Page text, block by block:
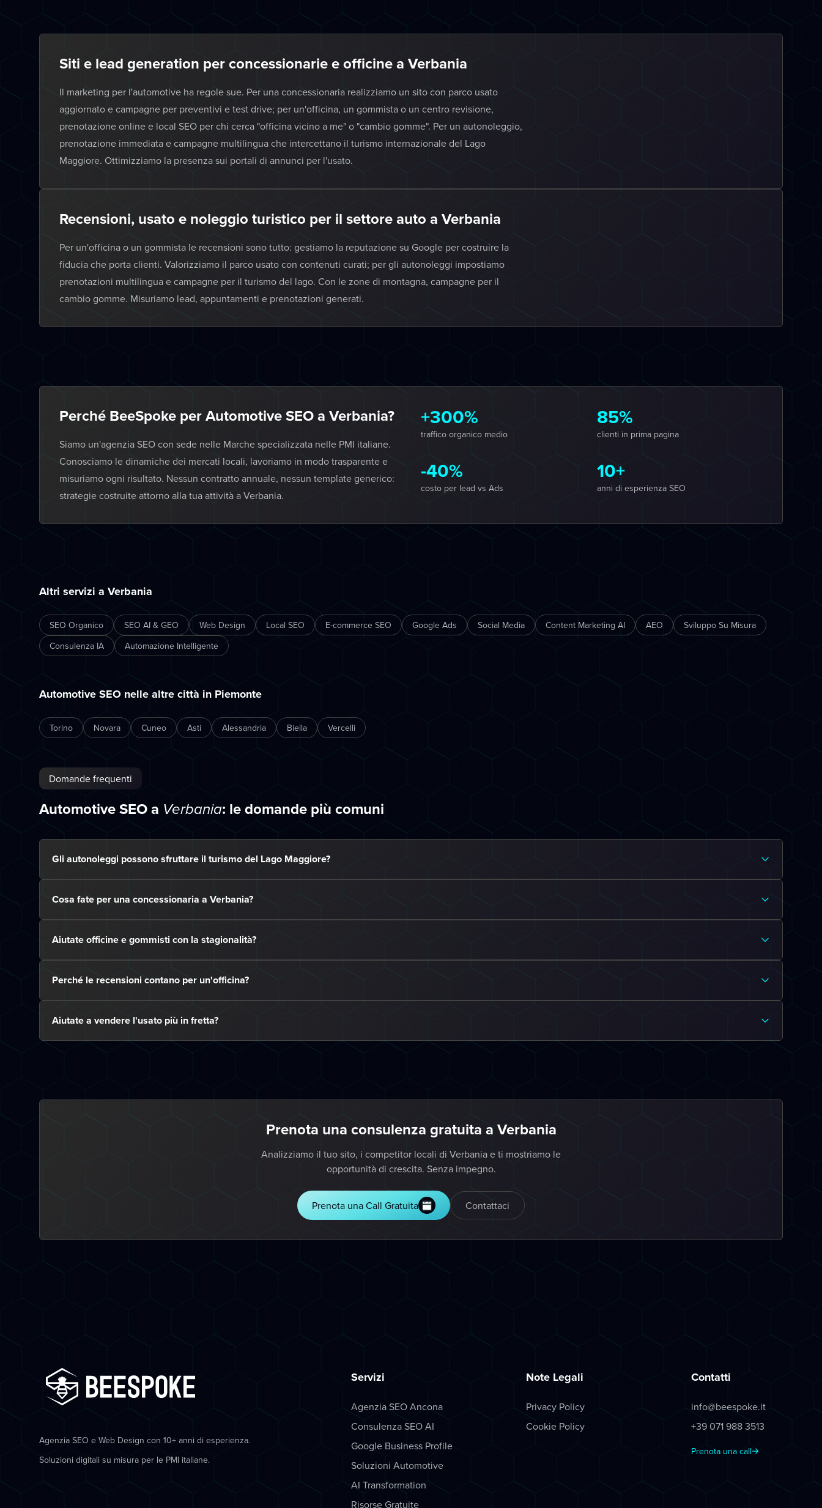
Siti e lead generation per concessionarie e officine a Verbania
Il marketing per l'automotive ha regole sue. Per una concessionaria realizziamo un sito con parco usato
aggiornato e campagne per preventivi e test drive; per un'officina, un gommista o un centro revisione,
prenotazione online e local SEO per chi cerca "officina vicino a me" o "cambio gomme". Per un autonoleggio,
prenotazione immediata e campagne multilingua che intercettano il turismo internazionale del Lago
Maggiore. Ottimizziamo la presenza sui portali di annunci per l'usato.
Recensioni, usato e noleggio turistico per il settore auto a Verbania
Per un'officina o un gommista le recensioni sono tutto: gestiamo la reputazione su Google per costruire la
fiducia che porta clienti. Valorizziamo il parco usato con contenuti curati; per gli autonoleggi impostiamo
prenotazioni multilingua e campagne per il turismo del lago. Con le zone di montagna, campagne per il
cambio gomme. Misuriamo lead, appuntamenti e prenotazioni generati.
Perché BeeSpoke per Automotive SEO a Verbania?
Siamo un'agenzia SEO con sede nelle Marche specializzata nelle PMI italiane.
Conosciamo le dinamiche dei mercati locali, lavoriamo in modo trasparente e
misuriamo ogni risultato. Nessun contratto annuale, nessun template generico:
strategie costruite attorno alla tua attività a Verbania.
+300%
traffico organico medio
85%
clienti in prima pagina
-40%
costo per lead vs Ads
10+
anni di esperienza SEO
Altri servizi a Verbania
SEO Organico SEO AI & GEO Web Design Local SEO E-commerce SEO Google Ads Social Media Content Marketing AI AEO
Sviluppo Su Misura
Consulenza IA
Automazione Intelligente
Automotive SEO nelle altre città in Piemonte
Torino Novara Cuneo Asti Alessandria Biella Vercelli
Domande frequenti
Automotive SEO a Verbania: le domande più comuni
Gli autonoleggi possono sfruttare il turismo del Lago Maggiore?
Cosa fate per una concessionaria a Verbania?
Aiutate officine e gommisti con la stagionalità?
Perché le recensioni contano per un'officina?
Aiutate a vendere l'usato più in fretta?
Prenota una consulenza gratuita a Verbania
Analizziamo il tuo sito, i competitor locali di Verbania e ti mostriamo le
opportunità di crescita. Senza impegno.
Prenota una Call Gratuita Contattaci
Agenzia SEO e Web Design con 10+ anni di esperienza.
Soluzioni digitali su misura per le PMI italiane.
Servizi
Agenzia SEO Ancona
Consulenza SEO AI
Google Business Profile
Soluzioni Automotive
AI Transformation
Risorse Gratuite
Note Legali
Privacy Policy
Cookie Policy
Contatti
info@beespoke.it
+39 071 988 3513
Prenota una call